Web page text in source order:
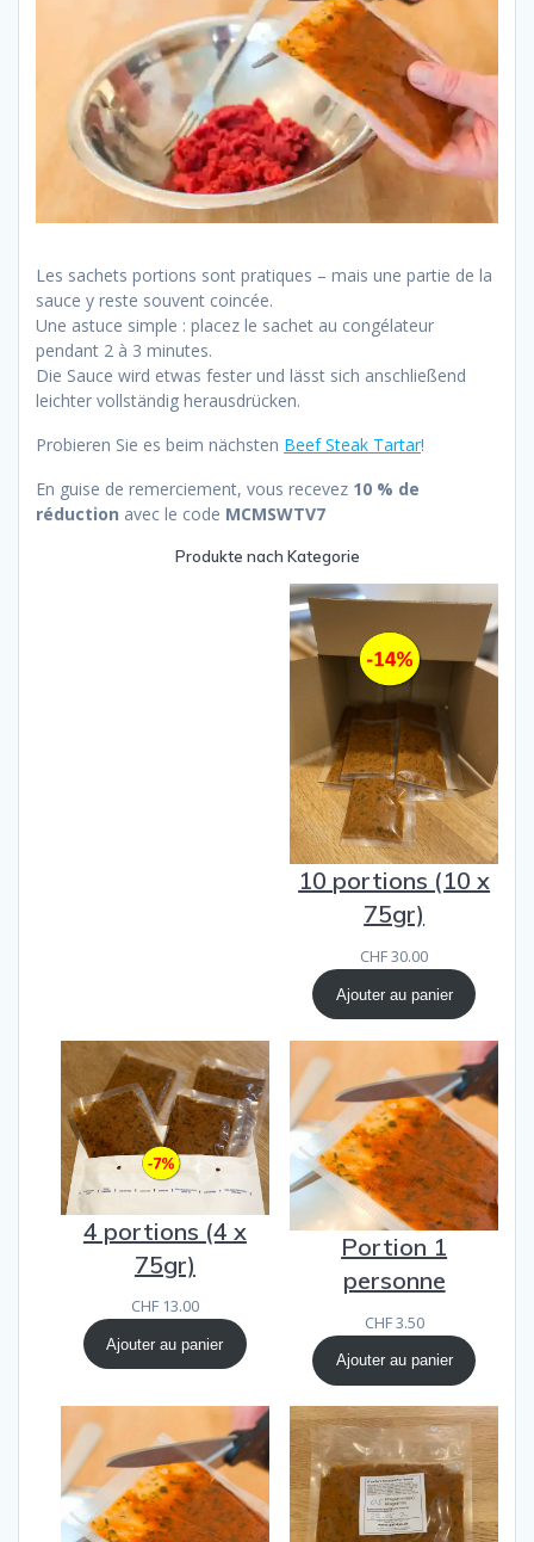
Les sachets portions sont pratiques – mais une partie de la
sauce y reste souvent coincée.
Une astuce simple : placez le sachet au congélateur
pendant 2 à 3 minutes.
Die Sauce wird etwas fester und lässt sich anschließend
leichter vollständig herausdrücken.
Probieren Sie es beim nächsten Beef Steak Tartar!
En guise de remerciement, vous recevez 10 % de
réduction avec le code MCMSWTV7
Produkte nach Kategorie
10 portions (10 x
75gr)
CHF30.00
Ajouter au panier
4 portions (4 x
75gr)
CHF13.00
Ajouter au panier
Portion 1
personne
CHF3.50
Ajouter au panier